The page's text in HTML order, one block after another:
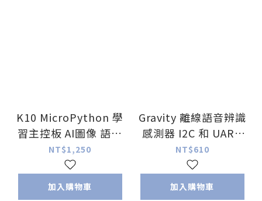
K10 MicroPython 學
習主控板 AI圖像 語音
辨識 圖像檢測 mind
集成ESP32-S3
NT$1,250
加入購物車
Gravity 離線語音辨識
感測器 I2C 和 UART
適用於 micro:bit
Arduino ESP32
NT$610
加入購物車